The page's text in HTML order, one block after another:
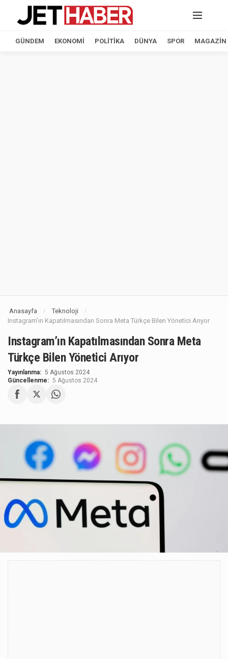
GÜNDEM EKONOMI POLITIKA DÜNYA SPOR MAGAZIN
Anasayfa / Teknoloji /
Instagram’ın Kapatılmasından Sonra Meta Türkçe Bilen Yönetici Arıyor
Instagram’ın Kapatılmasından Sonra Meta
Türkçe Bilen Yönetici Arıyor
Yayınlanma: 5 Ağustos 2024
Güncellenme: 5 Ağustos 2024